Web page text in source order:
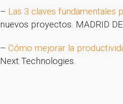
– Las 3 claves fundamentales
nuevos proyectos. MADRID
–Cómo mejorar la
Next Technologies.